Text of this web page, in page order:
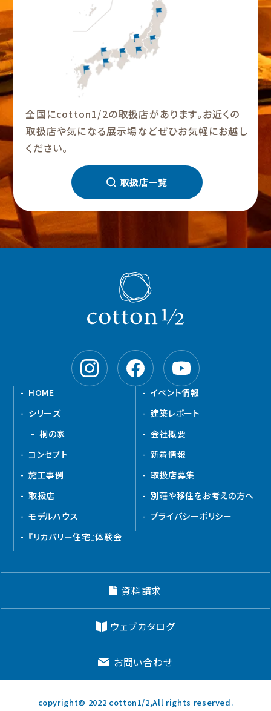
全国にcotton1/2の取扱店があります。お近くの
取扱店や気になる展示場などぜひお気軽にお越し
ください。
取扱店一覧
HOME
シリーズ
桐の家
コンセプト
施工事例
取扱店
モデルハウス
『リカバリー住宅』体験会
イベント情報
建築レポート
会社概要
新着情報
取扱店募集
別荘や移住をお考えの方へ
プライバシーポリシー
資料請求
ウェブカタログ
お問い合わせ
copyright© 2022 cotton1/2,All rights reserved.